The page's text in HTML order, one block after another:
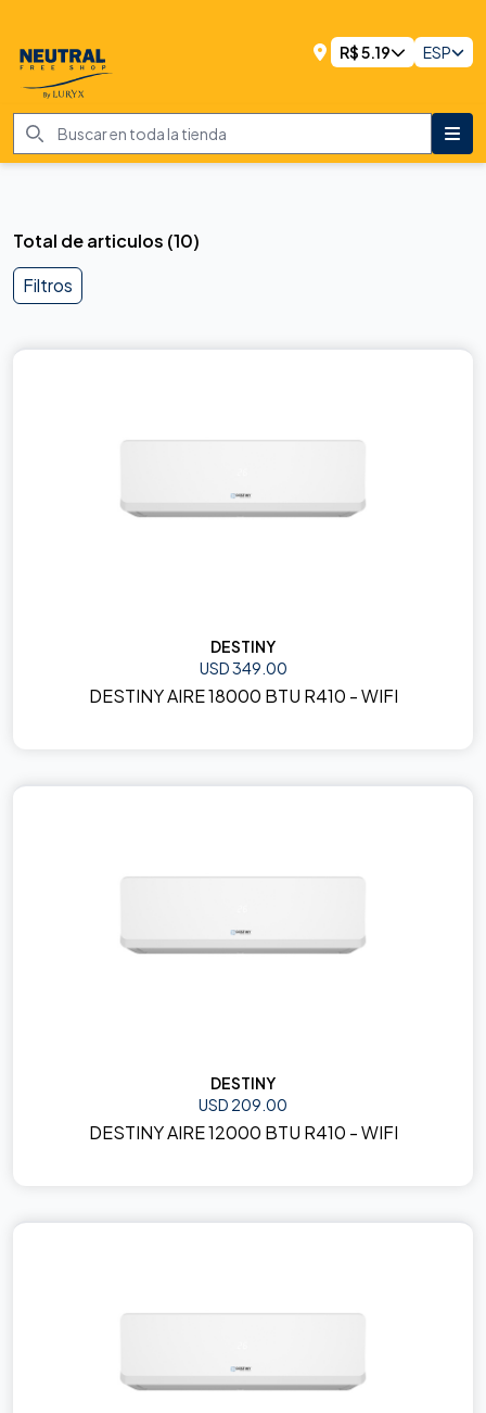
R$5.19 ESP
Total de articulos (10)
Filtros
DESTINY
USD 349.00
DESTINY AIRE 18000 BTU R410 - WIFI
DESTINY
USD 209.00
DESTINY AIRE 12000 BTU R410 - WIFI